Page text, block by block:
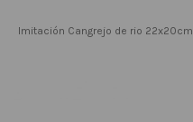
Imitación Cangrejo de rio 22x20cm